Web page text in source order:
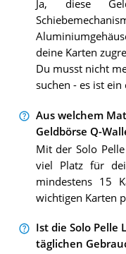
Ja, diese
deine Karten
Du musst nicht
suchen - es ist
Aus welchem
Geldbörse Q-
Mit der Solo
viel Platz für
mindestens 15
wichtigen Karten
Ist die Solo Pelle
täglichen